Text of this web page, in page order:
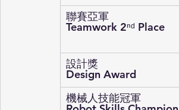
聯賽亞軍
Teamwork 2ⁿᵈ Place
設計獎
Design Award
機械人技能冠軍